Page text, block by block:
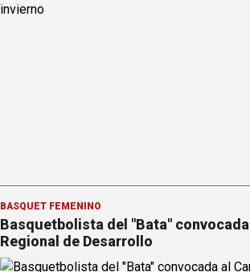
BÁSQUET FEMENINO
Basquetbolista del "Bata"
Regional de Desarrollo